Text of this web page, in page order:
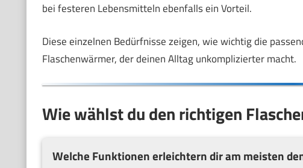
bei festeren Lebensmitteln ebenfalls ein Vorteil.
Diese einzelnen Bedürfnisse zeigen, wie wichtig die
Flaschenwärmer, der deinen Alltag unkomplizierter macht.
Wie wählst du den richtigen
Welche Funktionen erleichtern dir am meisten